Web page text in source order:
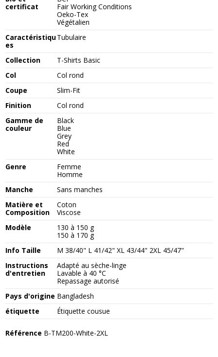
certificat
Fair Working Conditions
Oeko-Tex
Végétalien
Caractéristiqu
es
Tubulaire
Collection
T-Shirts Basic
Col
Col rond
Coupe
Slim-Fit
Finition
Col rond
Gamme de
couleur
Black
Blue
Grey
Red
White
Genre
Femme
Homme
Manche
Sans manches
Matière et
Composition
Coton
Viscose
Modèle
130 à 150 g
150 à 170 g
Info Taille
M 38/40" L 41/42" XL 43/44" 2XL 45/47"
Instructions
d'entretien
Adapté au sèche-linge
Lavable à 40 °C
Repassage autorisé
Pays d'origine Bangladesh
étiquette
Étiquette cousue
Référence B-TM200-White-2XL